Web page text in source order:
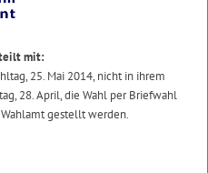
teilt mit:
25. Mai 2014, nicht in ihrem
28. April, die Wahl per Briefwahl
gestellt werden.